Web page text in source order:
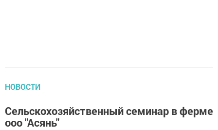
НОВОСТИ
Сельскохозяйственный семинар в ферме
ооо "Асянь"